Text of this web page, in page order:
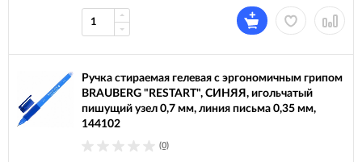
Ручка стираемая гелевая с эргономичным грипом
BRAUBERG "RESTART", СИНЯЯ, игольчатый
пишущий узел 0,7 мм, линия письма 0,35 мм,
144102
(0)